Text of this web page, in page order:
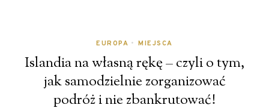
EUROPA • MIEJSCA
Islandia na własną rękę – czyli o tym,
jak samodzielnie zorganizować
podróż i nie zbankrutować!